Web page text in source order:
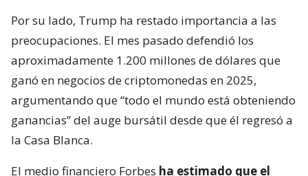
Por su lado, Trump ha restado importancia a las
preocupaciones. El mes pasado defendió los
aproximadamente 1.200 millones de dólares que
ganó en negocios de criptomonedas en 2025,
argumentando que “todo el mundo está obteniendo
ganancias” del auge bursátil desde que él regresó a
la Casa Blanca.
El medio financiero Forbes ha estimado que el